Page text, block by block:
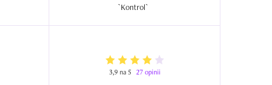
3,9 na 5 27 opinii